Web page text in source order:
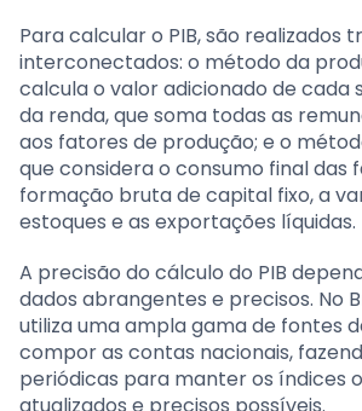
Para calcular o PIB, são realizados
interconectados: o método da
calcula o valor adicionado de cada
da renda, que soma todas as
aos fatores de produção; e o
que considera o consumo final das
formação bruta de capital fixo, a
estoques e as exportações líquidas.
A precisão do cálculo do PIB
dados abrangentes e precisos. No
utiliza uma ampla gama de fontes
compor as contas nacionais,
periódicas para manter os índices
atualizados e precisos possíveis.